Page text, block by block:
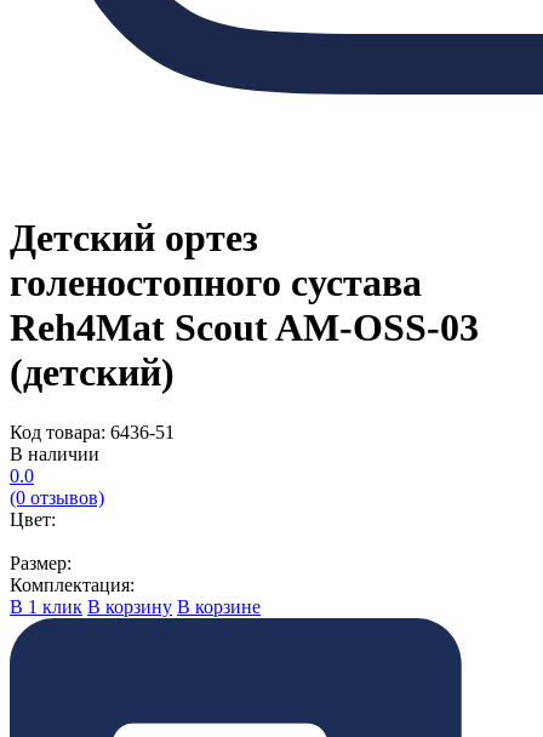
Детский ортез
голеностопного сустава
Reh4Mat Scout AM-OSS-03
(детский)
Код товара: 6436-51
В наличии
0.0
(0 отзывов)
Цвет:
Размер:
Комплектация:
В 1 клик В корзину В корзине